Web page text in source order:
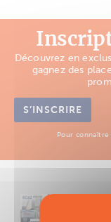
Découvrez en
gagnez des
S’INSCRIRE
Pour connaître